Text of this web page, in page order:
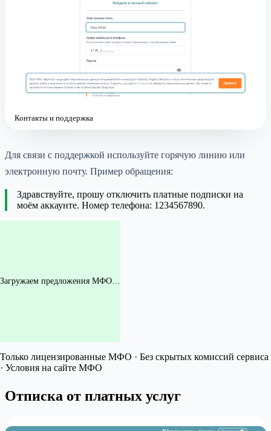
Контакты и поддержка
Для связи с поддержкой используйте горячую линию или
электронную почту. Пример обращения:
Здравствуйте, прошу отключить платные подписки на
моём аккаунте. Номер телефона: 1234567890.
Загружаем предложения МФО…
Только лицензированные МФО · Без скрытых комиссий сервиса
· Условия на сайте МФО
Отписка от платных услуг